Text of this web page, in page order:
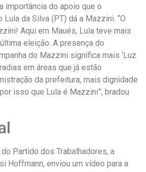
importância do apoio que o
da Silva (PT) dá a Mazzini. “O
Aqui em Maués, Lula teve mais
eleição. A presença do
do Mazzini significa mais ‘Luz
em áreas que já estão
da prefeitura, mais dignidade
isso que Lula é Mazzini”, bradou
Partido dos Trabalhadores, a
Hoffmann, enviou um vídeo para a